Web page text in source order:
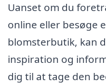
Uanset om du
online eller besøge
blomsterbutik, kan
inspiration og
dig til at tage den